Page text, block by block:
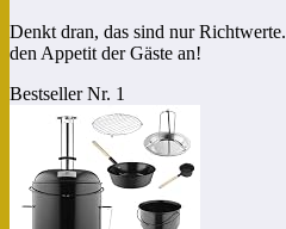
Denkt dran, das sind nur
den Appetit der Gäste an!
Bestseller Nr. 1